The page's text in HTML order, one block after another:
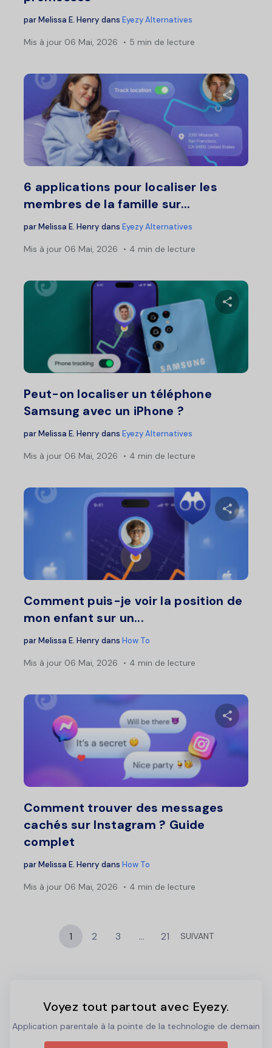
parMelissa E. Henry dans Eyezy Alternatives
Mis à jour 06 Mai, 2026 5 min de lecture
6 applications pour localiser les
membres de la famille sur...
parMelissa E. Henry dans Eyezy Alternatives
Mis à jour 06 Mai, 2026 4 min de lecture
Peut-on localiser un téléphone
Samsung avec un iPhone ?
parMelissa E. Henry dans Eyezy Alternatives
Mis à jour 06 Mai, 2026 4 min de lecture
Comment puis-je voir la position de
mon enfant sur un...
parMelissa E. Henry dans How To
Mis à jour 06 Mai, 2026 4 min de lecture
Comment trouver des messages
cachés sur Instagram ? Guide
complet
parMelissa E. Henry dans How To
Mis à jour 06 Mai, 2026 4 min de lecture
1 2 3 … 21 SUIVANT
Voyez tout partout avec Eyezy.
Application parentale à la pointe de la technologie de demain